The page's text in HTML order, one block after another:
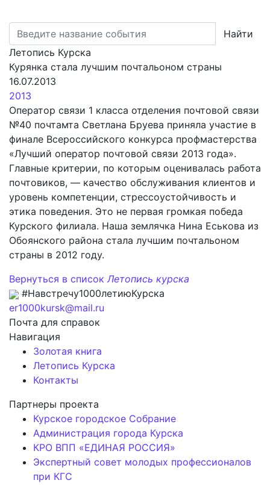
Найти
Летопись Курска
Курянка стала лучшим почтальоном страны
16.07.2013
2013
Оператор связи 1 класса отделения почтовой связи
№40 почтамта Светлана Бруева приняла участие в
финале Всероссийского конкурса профмастерства
«Лучший оператор почтовой связи 2013 года».
Главные критерии, по которым оценивалась работа
почтовиков, — качество обслуживания клиентов и
уровень компетенции, стрессоустойчивость и
этика поведения. Это не первая громкая победа
Курского филиала. Наша землячка Нина Еськова из
Обоянского района стала лучшим почтальоном
страны в 2012 году.
Вернуться в списокЛетопись курска
#Навстречу1000летиюКурска
er1000kursk@mail.ru
Почта для справок
Навигация
Золотая книга
Летопись Курска
Контакты
Партнеры проекта
Курское городское Собрание
Администрация города Курска
КРО ВПП «ЕДИНАЯ РОССИЯ»
Экспертный совет молодых профессионалов
при КГС